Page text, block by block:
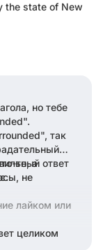
the state of New
но тебе
так
то, а ответ
не
лайком или
целиком